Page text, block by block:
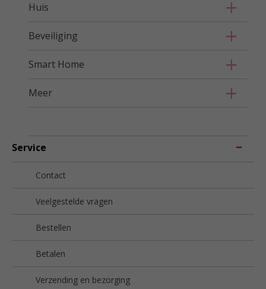
Huis
Beveiliging
Smart Home
Meer
Service
Contact
Veelgestelde vragen
Bestellen
Betalen
Verzending en bezorging